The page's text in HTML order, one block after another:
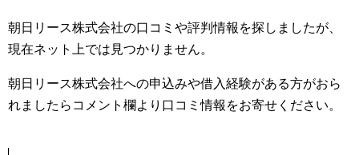
朝日リース株式会社の口コミや評判情報を探しましたが、
現在ネット上では見つかりません。
朝日リース株式会社への申込みや借入経験がある方がおら
れましたらコメント欄より口コミ情報をお寄せください。